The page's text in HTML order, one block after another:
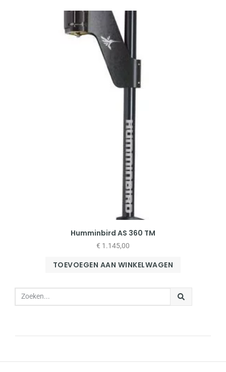
Humminbird AS 360 TM
€ 1.145,00
TOEVOEGEN AAN WINKELWAGEN